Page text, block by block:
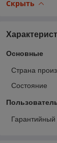
Скрыть
Основные
Страна
Состояние
Гарантийный